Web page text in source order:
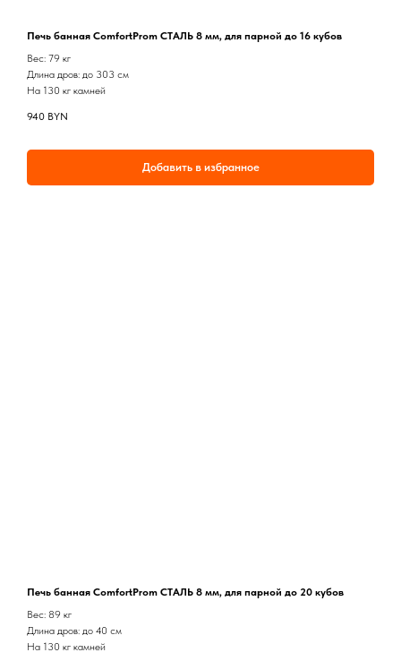
Печь банная ComfortProm СТАЛЬ 8 мм, для парной до 16 кубов
Вес: 79 кг
Длина дров: до 303 см
На 130 кг камней
940 BYN
Добавить в избранное
Печь банная ComfortProm СТАЛЬ 8 мм, для парной до 20 кубов
Вес: 89 кг
Длина дров: до 40 см
На 130 кг камней